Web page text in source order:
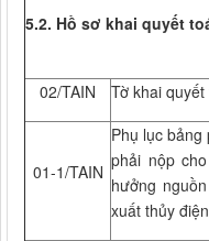
5.2. Hồ sơ khai quyết
02/TAIN
Tờ khai
01-1/TAIN
Phụ lục
phải nộp
hưởng
xuất thủy điện